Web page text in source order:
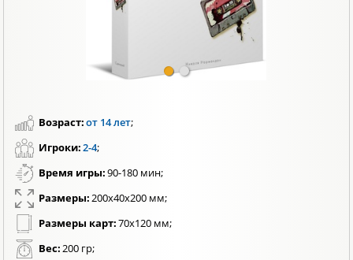
Возраст:от 14 лет;
Игроки:2-4;
Время игры:90-180 мин;
Размеры:200х40х200 мм;
Размеры карт:70х120 мм;
Вес:200 гр;